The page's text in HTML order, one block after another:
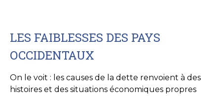
LES FAIBLESSES DES PAYS
OCCIDENTAUX
On le voit : les causes de la dette renvoient à des
histoires et des situations économiques propres